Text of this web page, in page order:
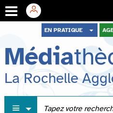
menu
contenu
recherche
EN PRATIQUE
Média
La Rochelle